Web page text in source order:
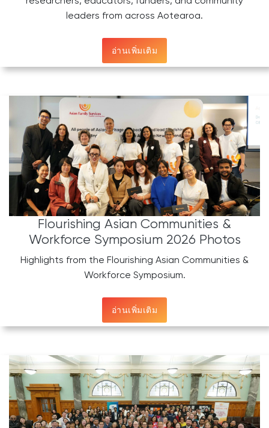
leaders from across Aotearoa.
อ่านเพิ่มเติม
Flourishing Asian Communities &
Workforce Symposium 2026 Photos
Highlights from the Flourishing Asian Communities &
Workforce Symposium.
อ่านเพิ่มเติม